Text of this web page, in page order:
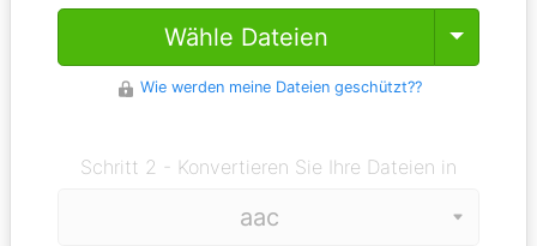
Wähle Dateien Toggle
Wie werden meine Dateien geschützt??
Schritt 2 - Konvertieren Sie Ihre Dateien in